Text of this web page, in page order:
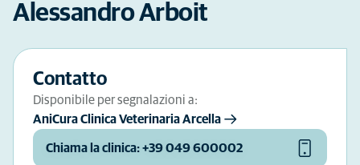
Alessandro Arboit
Contatto
Disponibile per segnalazioni a:
AniCura Clinica Veterinaria Arcella
Chiama la clinica: +39 049 600002